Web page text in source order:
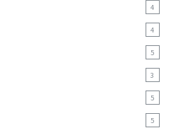
4
4
5
3
5
5